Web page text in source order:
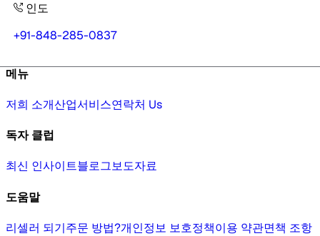
인도
+91-848-285-0837
메뉴
저희 소개산업서비스연락처 Us
독자 클럽
최신 인사이트블로그보도자료
도움말
리셀러 되기주문 방법?개인정보 보호정책이용 약관면책 조항